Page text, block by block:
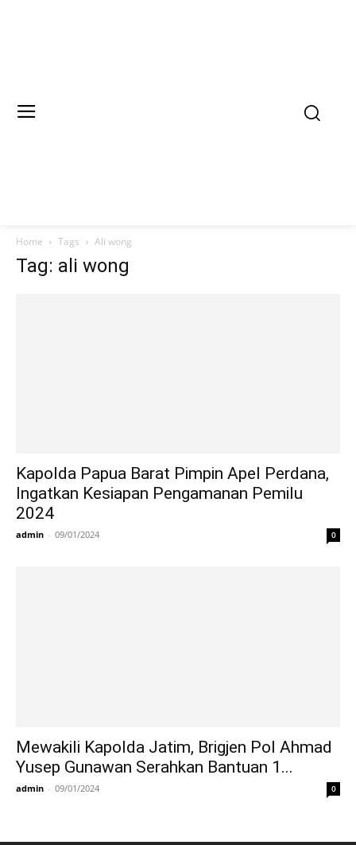
Home Tags Ali wong
Tag: ali wong
Kapolda Papua Barat Pimpin Apel Perdana,
Ingatkan Kesiapan Pengamanan Pemilu
2024
admin - 09/01/2024 0
Mewakili Kapolda Jatim, Brigjen Pol Ahmad
Yusep Gunawan Serahkan Bantuan 1...
admin - 09/01/2024 0